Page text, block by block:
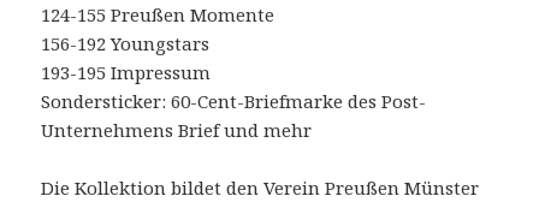
124-155 Preußen Momente
156-192 Youngstars
193-195 Impressum
Sondersticker: 60-Cent-Briefmarke des Post-
Unternehmens Brief und mehr
Die Kollektion bildet den Verein Preußen Münster